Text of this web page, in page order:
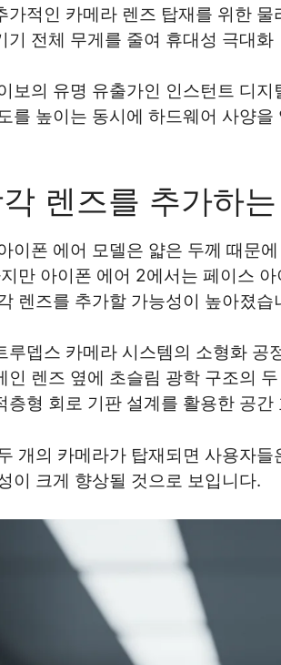
가적인 카메라 렌즈 탑재를 위한 물
기 전체 무게를 줄여 휴대성 극대화
보의 유명 유출가인 인스턴트 디
를 높이는 동시에 하드웨어 사양
렌즈를 추가하
이폰 에어 모델은 얇은 두께 때문
만 아이폰 에어 2에서는 페이스
렌즈를 추가할 가능성이 높아졌습
루뎁스 카메라 시스템의 소형화 공
인 렌즈 옆에 초슬림 광학 구조의
층형 회로 기판 설계를 활용한 공간
개의 카메라가 탑재되면 사용자
이 크게 향상될 것으로 보입니다.